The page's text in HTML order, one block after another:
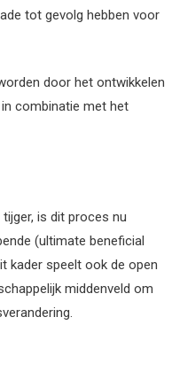
tot gevolg hebben voor
door het ontwikkelen
combinatie met het
is dit proces nu
(ultimate beneficial
kader speelt ook de open
middenveld om